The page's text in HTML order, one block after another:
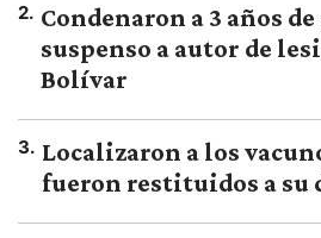
2. Condenaron a 3 años
suspenso a autor de
Bolívar
3. Localizaron a los
fueron restituidos a su